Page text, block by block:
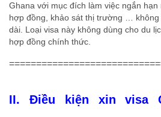
Ghana với mục đích làm việc ngắn
hợp đồng, khảo sát thị trường …
dài. Loại visa này không dùng cho du
hợp đồng chính thức.
II. Điều kiện xin visa